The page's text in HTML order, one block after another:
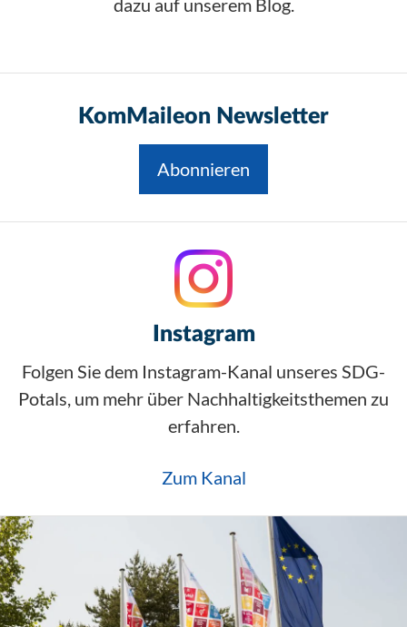
dazu auf unserem Blog.
KomMaileon Newsletter
Abonnieren
Instagram
Folgen Sie dem Instagram-Kanal unseres SDG-
Potals, um mehr über Nachhaltigkeitsthemen zu
erfahren.
Zum Kanal